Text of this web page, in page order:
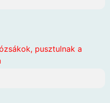
pusztulnak a